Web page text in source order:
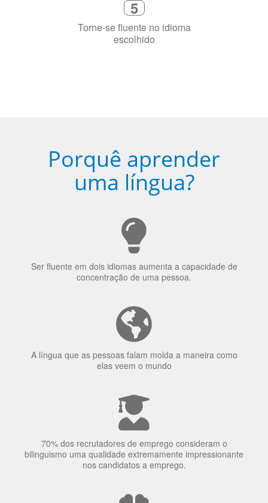
5
Torne-se fluente no idioma
Porquê aprender
uma língua?
Ser fluente em dois idiomas aumenta a capacidade de
A língua que as pessoas falam molda a maneira como
70% dos recrutadores de emprego consideram o
bilinguismo uma qualidade extremamente impressionante